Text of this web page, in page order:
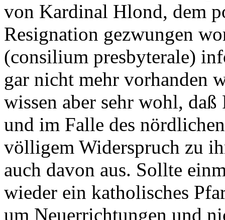
von Kardinal Hlond, dem
Resignation gezwungen
(consilium presbyterale)
gar nicht mehr vorhanden
wissen aber sehr wohl,
und im Falle des
völligem Widerspruch zu
auch davon aus. Sollte
wieder ein katholisches
um Neuerrichtungen und